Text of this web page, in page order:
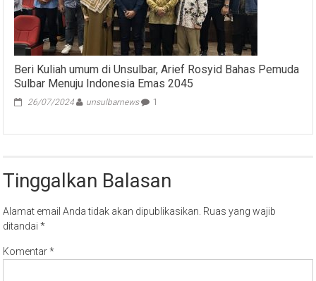
Beri Kuliah umum di Unsulbar, Arief Rosyid Bahas Pemuda
Sulbar Menuju Indonesia Emas 2045
26/07/2024 unsulbarnews 1
Tinggalkan Balasan
Alamat email Anda tidak akan dipublikasikan. Ruas yang wajib
ditandai*
Komentar*